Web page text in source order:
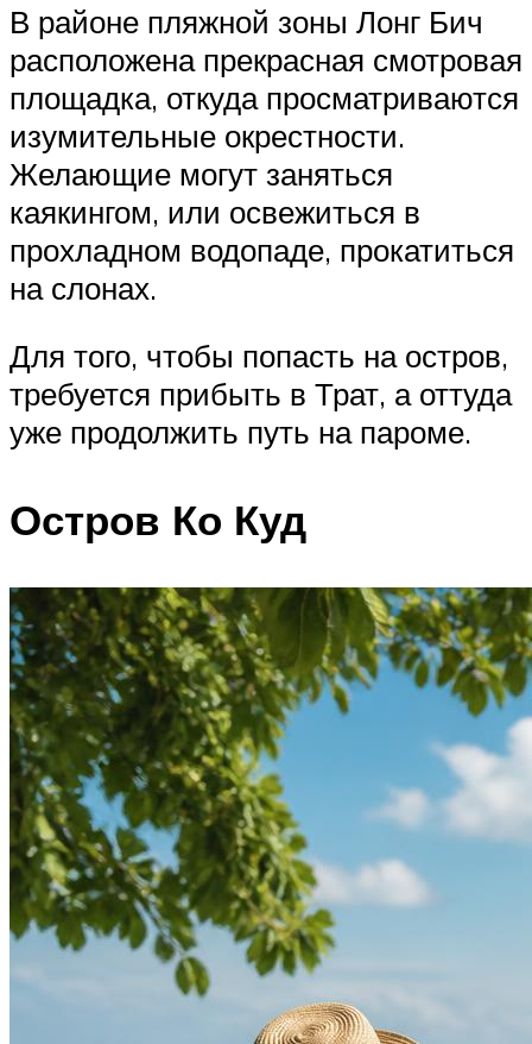
В районе пляжной зоны Лонг Бич
расположена прекрасная смотровая
площадка, откуда просматриваются
изумительные окрестности.
Желающие могут заняться
каякингом, или освежиться в
прохладном водопаде, прокатиться
на слонах.
Для того, чтобы попасть на остров,
требуется прибыть в Трат, а оттуда
уже продолжить путь на пароме.
Остров Ко Куд